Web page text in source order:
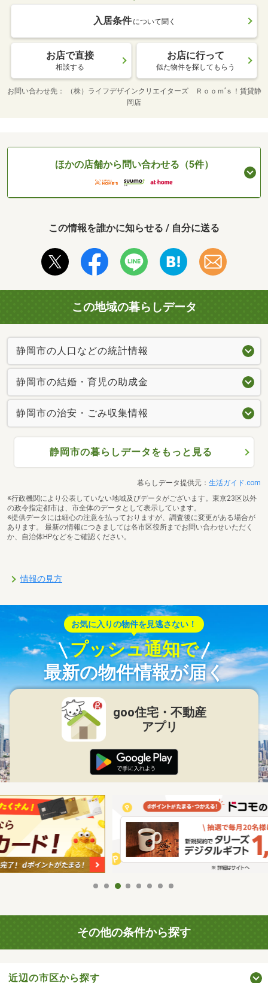
入居条件 について聞く
お店で直接
相談する
お店に行って
似た物件を探してもらう
お問い合わせ先
（株）ライフデザインクリエイターズ Ｒｏｏｍ’ｓ！賃貸静
岡店
ほかの店舗から問い合わせる（5件）
この情報を誰かに知らせる / 自分に送る
この地域の暮らしデータ
静岡市の人口などの統計情報
静岡市の結婚・育児の助成金
静岡市の治安・ごみ収集情報
静岡市の暮らしデータをもっと見る
暮らしデータ提供元： 生活ガイド.com
※行政機関により公表していない地域及びデータがございます。東京23区以外
の政令指定都市は、市全体のデータとして表示しています。
※提供データには細心の注意を払っておりますが、調査後に変更がある場合が
あります。 最新の情報につきましては各市区役所までお問い合わせいただく
か、自治体HPなどをご確認ください。
情報の見方
お気に入りの物件を見逃さない！
プッシュ通知で
最新の物件情報が届く
goo住宅・不動産
アプリ
その他の条件から探す
近辺の市区から探す